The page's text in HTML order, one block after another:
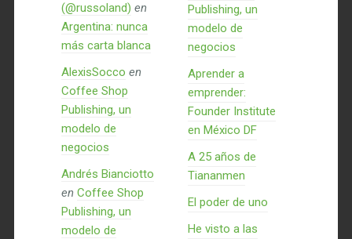
(@russoland) en
Argentina: nunca
más carta blanca
AlexisSocco en
Coffee Shop
Publishing, un
modelo de
negocios
Andrés Bianciotto
en Coffee Shop
Publishing, un
modelo de
Publishing, un
modelo de
negocios
Aprender a
emprender:
Founder Institute
en México DF
A 25 años de
Tiananmen
El poder de uno
He visto a las